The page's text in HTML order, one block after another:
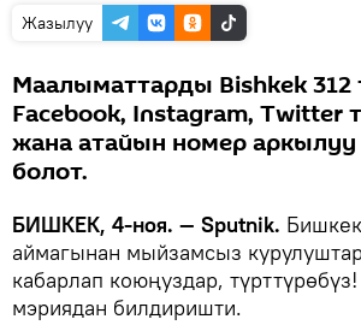
Жазылуу
Маалыматтарды Bishkek 312
Facebook, Instagram, Twitter
жана атайын номер
болот.
БИШКЕК, 4-ноя. — Sputnik.
аймагынан мыйзамсыз
кабарлап коюңуздар,
мэриядан билдиришти.